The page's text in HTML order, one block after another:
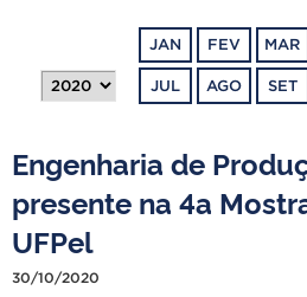
JAN FEV MAR
JUL AGO SET
Engenharia de
presente na 4a
UFPel
30/10/2020